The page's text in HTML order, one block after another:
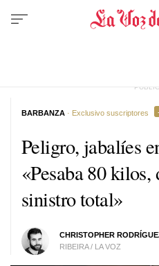
Peligro, jabalíes
«Pesaba 80
sinistro total»
CHRISTOPHER
RIBEIRA / LA VOZ
BARBANZA · Exclusivo suscriptores